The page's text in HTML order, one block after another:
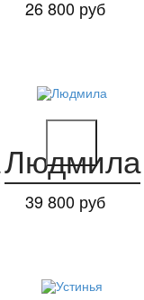
26 800 руб
39 800 руб
Людмила